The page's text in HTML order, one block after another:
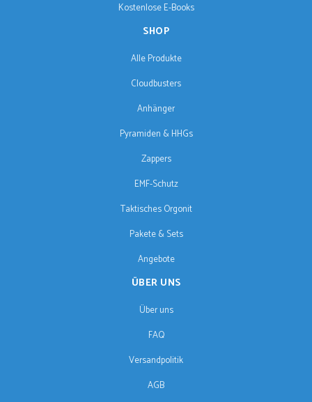
Kostenlose E-Books
SHOP
Alle Produkte
Cloudbusters
Anhänger
Pyramiden & HHGs
Zappers
EMF-Schutz
Taktisches Orgonit
Pakete & Sets
Angebote
ÜBER UNS
Über uns
FAQ
Versandpolitik
AGB